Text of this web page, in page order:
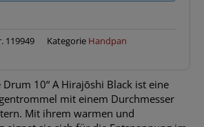
119949 Kategorie Handpan
10“ A Hirajōshi Black ist eine
mit einem Durchmesser
Mit ihrem warmen und